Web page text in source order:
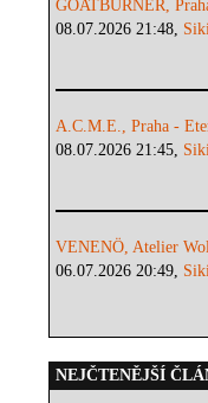
GOATBURNER,
08.07.2026 21:48,
A.C.M.E., Praha -
08.07.2026 21:45,
VENENÖ, Atelier
06.07.2026 20:49,
NEJČTENĚJŠÍ